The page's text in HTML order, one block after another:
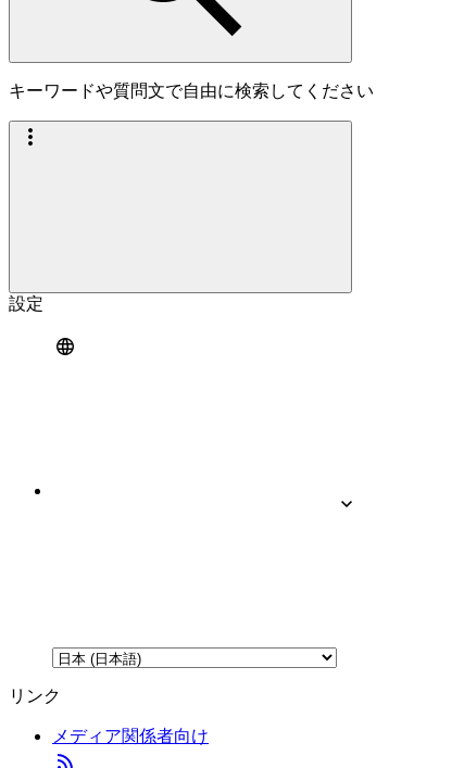
キーワードや質問文で自由に検索してください
設定
リンク
メディア関係者向け